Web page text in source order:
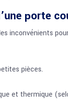
porte
inconvénients
pièces.
et thermique